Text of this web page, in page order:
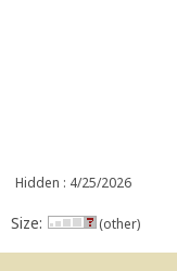
Hidden : 4/25/2026
Size: (other)